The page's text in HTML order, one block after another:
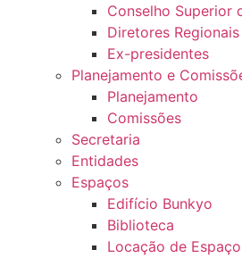
Conselho Superior
Diretores Regionais
Ex-presidentes
Planejamento e
Planejamento
Comissões
Secretaria
Entidades
Espaços
Edifício Bunkyo
Biblioteca
Locação de